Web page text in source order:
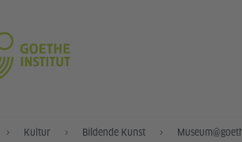
Kultur Bildende Kunst